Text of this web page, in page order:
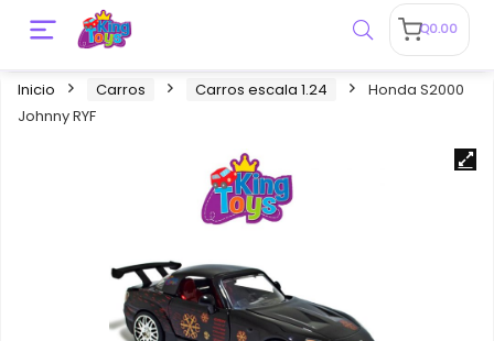
Q0.00
Inicio Carros Carros escala 1.24
Honda S2000
Johnny RYF